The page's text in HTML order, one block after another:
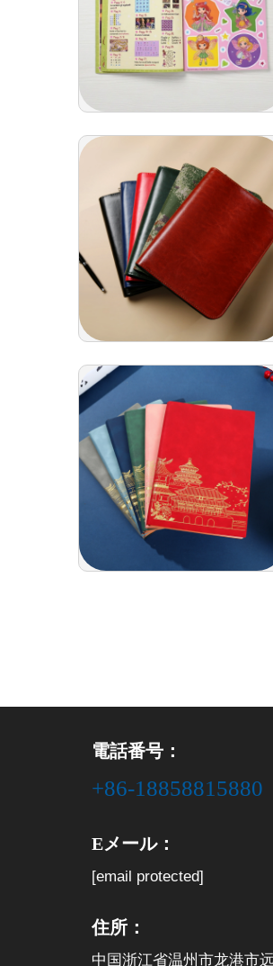
電話番号：
+86-18858815880
Eメール：
[email protected]
住所：
中国浙江省温州市龙港市